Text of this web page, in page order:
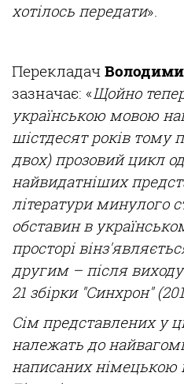
хотілось передати».
Перекладач
зазначає: «Щойно
українською мовою
шістдесят років тому
двох) прозовий цикл
найвидатніших
літератури минулого
обставинв
просторі він
другим– після виходу
21 збірки "Синхрон"
Сім представлениху
належать до
написаних німецькою